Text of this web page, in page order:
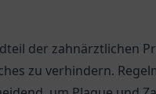
der zahnärztlichen
zu verhindern.